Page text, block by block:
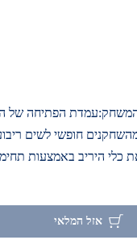
חופשי לשים
כלי היריב באמצעות
אזל המלאי